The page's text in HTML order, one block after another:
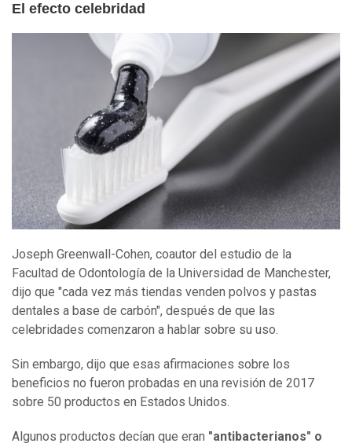
El efecto celebridad
Joseph Greenwall-Cohen, coautor del estudio de la
Facultad de Odontología de la Universidad de Manchester,
dijo que "cada vez más tiendas venden polvos y pastas
dentales a base de carbón", después de que las
celebridades comenzaron a hablar sobre su uso.
Sin embargo, dijo que esas afirmaciones sobre los
beneficios no fueron probadas en una revisión de 2017
sobre 50 productos en Estados Unidos.
Algunos productos decían que eran "antibacterianos" o